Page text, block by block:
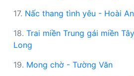
17. Nấc thang tình yêu - Hoài
18. Trai miền Trung gái miền
Long
19. Mong chờ - Tường Văn